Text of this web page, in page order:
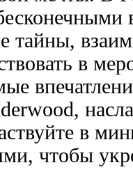
тайны,
в
в
чтобы